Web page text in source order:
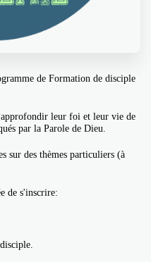
de Formation de disciple
leur foi et leur vie de
par la Parole de Dieu.
sur des thèmes particuliers (à
de s'inscrire: